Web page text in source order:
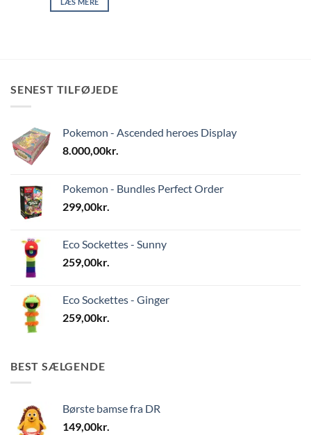
LÆS MERE
SENEST TILFØJEDE
Pokemon - Ascended heroes Display
8.000,00kr.
Pokemon - Bundles Perfect Order
299,00kr.
Eco Sockettes - Sunny
259,00kr.
Eco Sockettes - Ginger
259,00kr.
BEST SÆLGENDE
Børste bamse fra DR
149,00kr.